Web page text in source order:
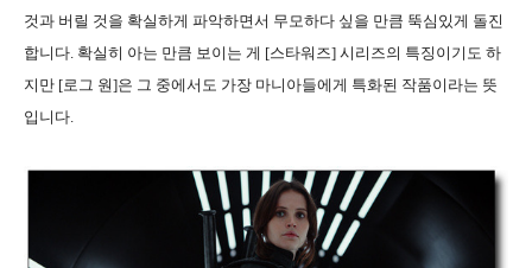
것과 버릴 것을 확실하게 파악하면서 무모하다 싶을 만큼 뚝심있게 돌진
합니다. 확실히 아는 만큼 보이는 게 [스타워즈] 시리즈의 특징이기도 하
지만 [로그 원]은 그 중에서도 가장 마니아들에게 특화된 작품이라는 뜻
입니다.